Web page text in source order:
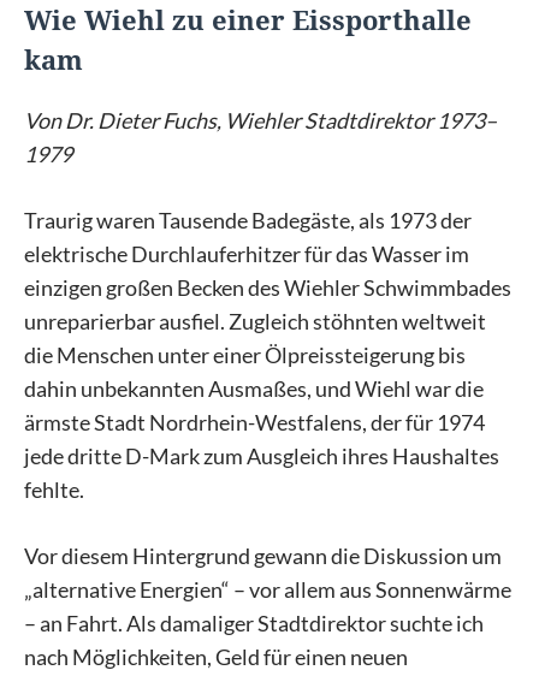
Wie Wiehl zu einer Eissporthalle
kam
Von Dr. Dieter Fuchs, Wiehler Stadtdirektor 1973–
1979
Traurig waren Tausende Badegäste, als 1973 der
elektrische Durchlauferhitzer für das Wasser im
einzigen großen Becken des Wiehler Schwimmbades
unreparierbar ausfiel. Zugleich stöhnten weltweit
die Menschen unter einer Ölpreissteigerung bis
dahin unbekannten Ausmaßes, und Wiehl war die
ärmste Stadt Nordrhein-Westfalens, der für 1974
jede dritte D-Mark zum Ausgleich ihres Haushaltes
fehlte.
Vor diesem Hintergrund gewann die Diskussion um
„alternative Energien“ – vor allem aus Sonnenwärme
– an Fahrt. Als damaliger Stadtdirektor suchte ich
nach Möglichkeiten, Geld für einen neuen